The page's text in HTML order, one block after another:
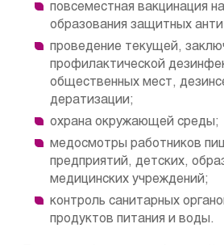
повсеместная вакцинация
образования защитных
проведение текущей,
профилактической
общественных мест,
дератизации;
охрана окружающей среды;
медосмотры работников
предприятий, детских,
медицинских учреждений;
контроль санитарных
продуктов питания и воды.